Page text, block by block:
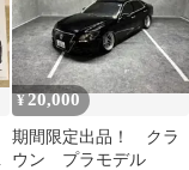
¥20,000
期間限定出品！ クラ
ウン プラモデル